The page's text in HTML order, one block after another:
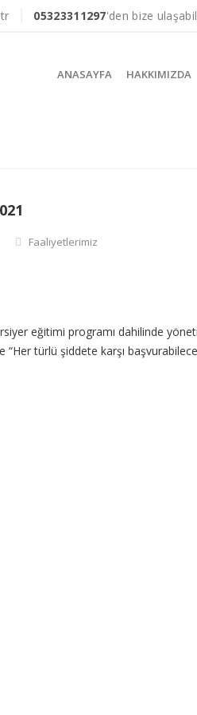
05323311297'den bize
ANASAYFA HAKKIMIZDA
Faaliyetlerimiz
eğitimi programı dahilinde
“Her türlü şiddete karşı